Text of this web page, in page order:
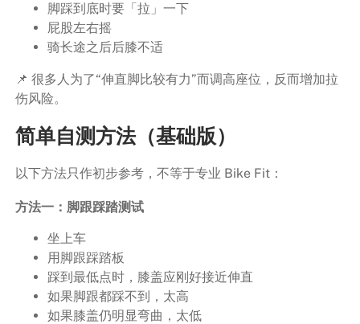
脚踩到底时要「拉」一下
屁股左右摇
骑长途之后后膝不适
📌 很多人为了“伸直脚比较有力”而调高座位，反而增加拉
伤风险。
简单自测方法（基础版）
以下方法只作初步参考，不等于专业 Bike Fit：
方法一：脚跟踩踏测试
坐上车
用脚跟踩踏板
踩到最低点时，膝盖应刚好接近伸直
如果脚跟都踩不到，太高
如果膝盖仍明显弯曲，太低